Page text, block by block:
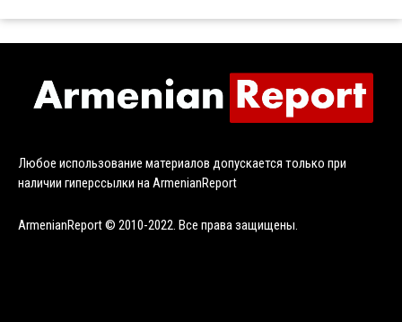
Любое использование материалов допускается только при
наличии гиперссылки на ArmenianReport
ArmenianReport © 2010-2022. Все права защищены.